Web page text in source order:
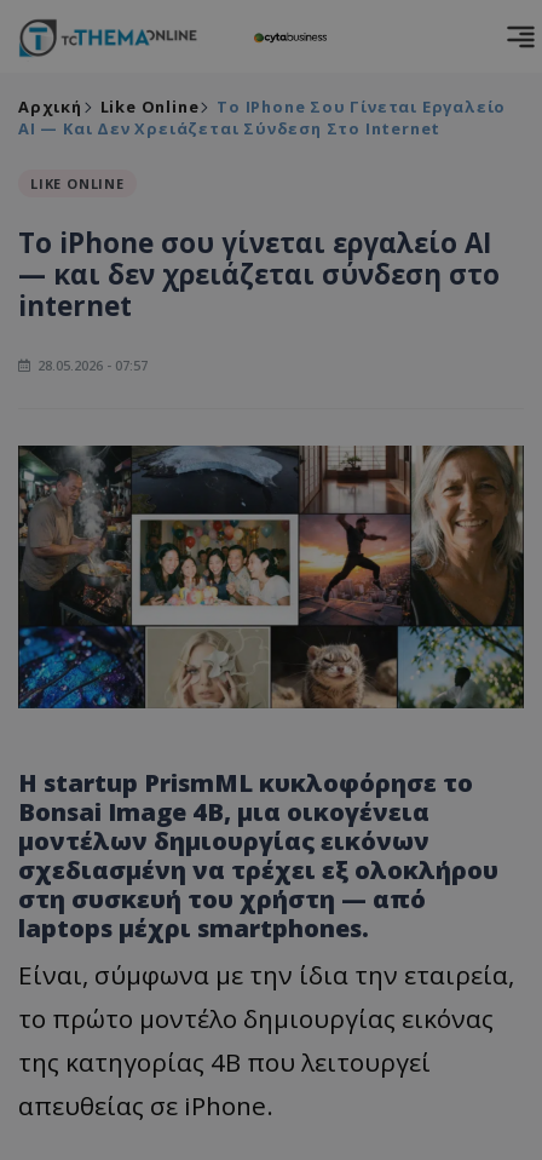
Αρχική Like Online
Το IPhone Σου Γίνεται Εργαλείο
AI — Και Δεν Χρειάζεται Σύνδεση Στο Internet
LIKE ONLINE
Το iPhone σου γίνεται εργαλείο AI
— και δεν χρειάζεται σύνδεση στο
internet
28.05.2026 - 07:57
Η startup PrismML κυκλοφόρησε το
Bonsai Image 4B, μια οικογένεια
μοντέλων δημιουργίας εικόνων
σχεδιασμένη να τρέχει εξ ολοκλήρου
στη συσκευή του χρήστη — από
laptops μέχρι smartphones.
Είναι, σύμφωνα με την ίδια την εταιρεία,
το πρώτο μοντέλο δημιουργίας εικόνας
της κατηγορίας 4B που λειτουργεί
απευθείας σε iPhone.